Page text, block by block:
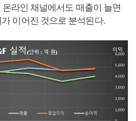
라인 채널에서도 매출이 늘면
이어진 것으로 분석된다.